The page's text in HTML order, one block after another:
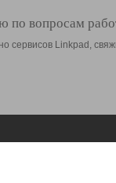
по вопросам
сервисов Linkpad,